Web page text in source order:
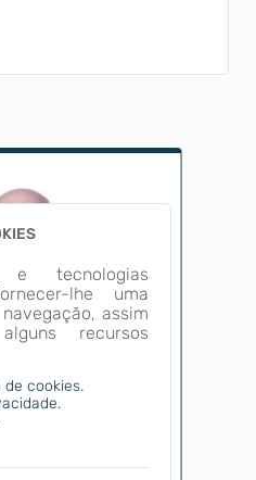
e tecnologias
lhe uma
assim
recursos
de cookies.